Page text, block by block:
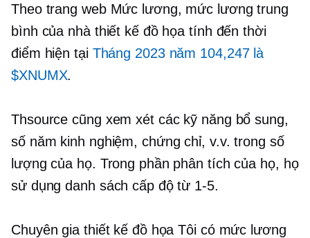
Theo trang web Mức lương, mức lương trung
bình của nhà thiết kế đồ họa tính đến thời
điểm hiện tại Tháng 2023 năm 104,247 là
$XNUMX.
Thsource cũng xem xét các kỹ năng bổ sung,
số năm kinh nghiệm, chứng chỉ, v.v. trong số
lượng của họ. Trong phần phân tích của họ, họ
sử dụng danh sách cấp độ từ 1-5.
Chuyên gia thiết kế đồ họa Tôi có mức lương